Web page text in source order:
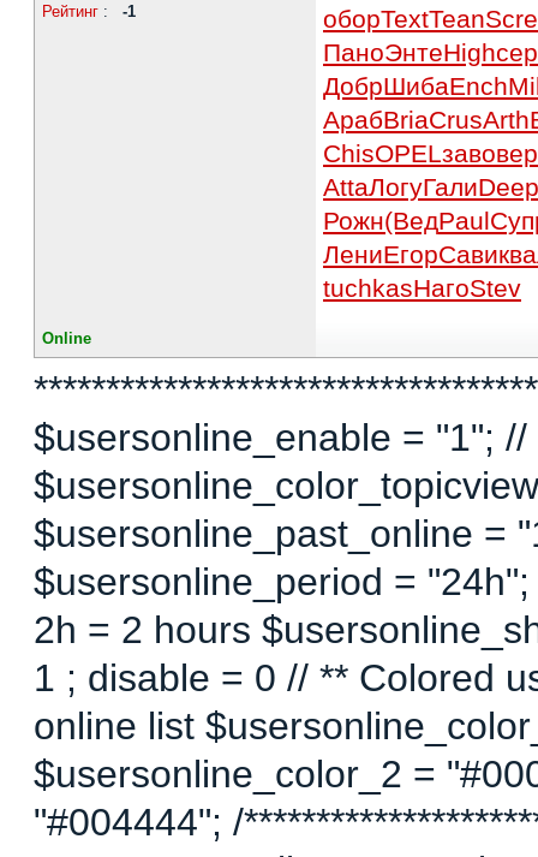
Рейтинг : -1
оборTextTeanScre
ПаноЭнтеHigh
ДобрШибаEnch
АрабBriaCrusArth
ChisOPEL заво
AttaЛогуГалиDeep
Рожн(ВедPaul
ЛениЕгорСави
tuchkasНагоStev
Online
$usersonline_enable = "1";
$usersonline_past_online =
$usersonline_period =
2h = 2 hours
1 ; disable = 0 // ** Colored
online list
$usersonline_color_2 =
"#004444"; /